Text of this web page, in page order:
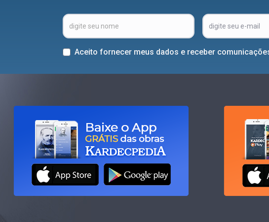
Aceito fornecer meus dados e receber